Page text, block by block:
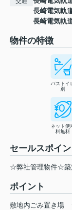
長崎電気軌
長崎電気軌
物件の特徴
バストイ
別
ネット使
料無料
セールスポイン
☆弊社管理物件☆築
ポイント
敷地内ごみ置き場